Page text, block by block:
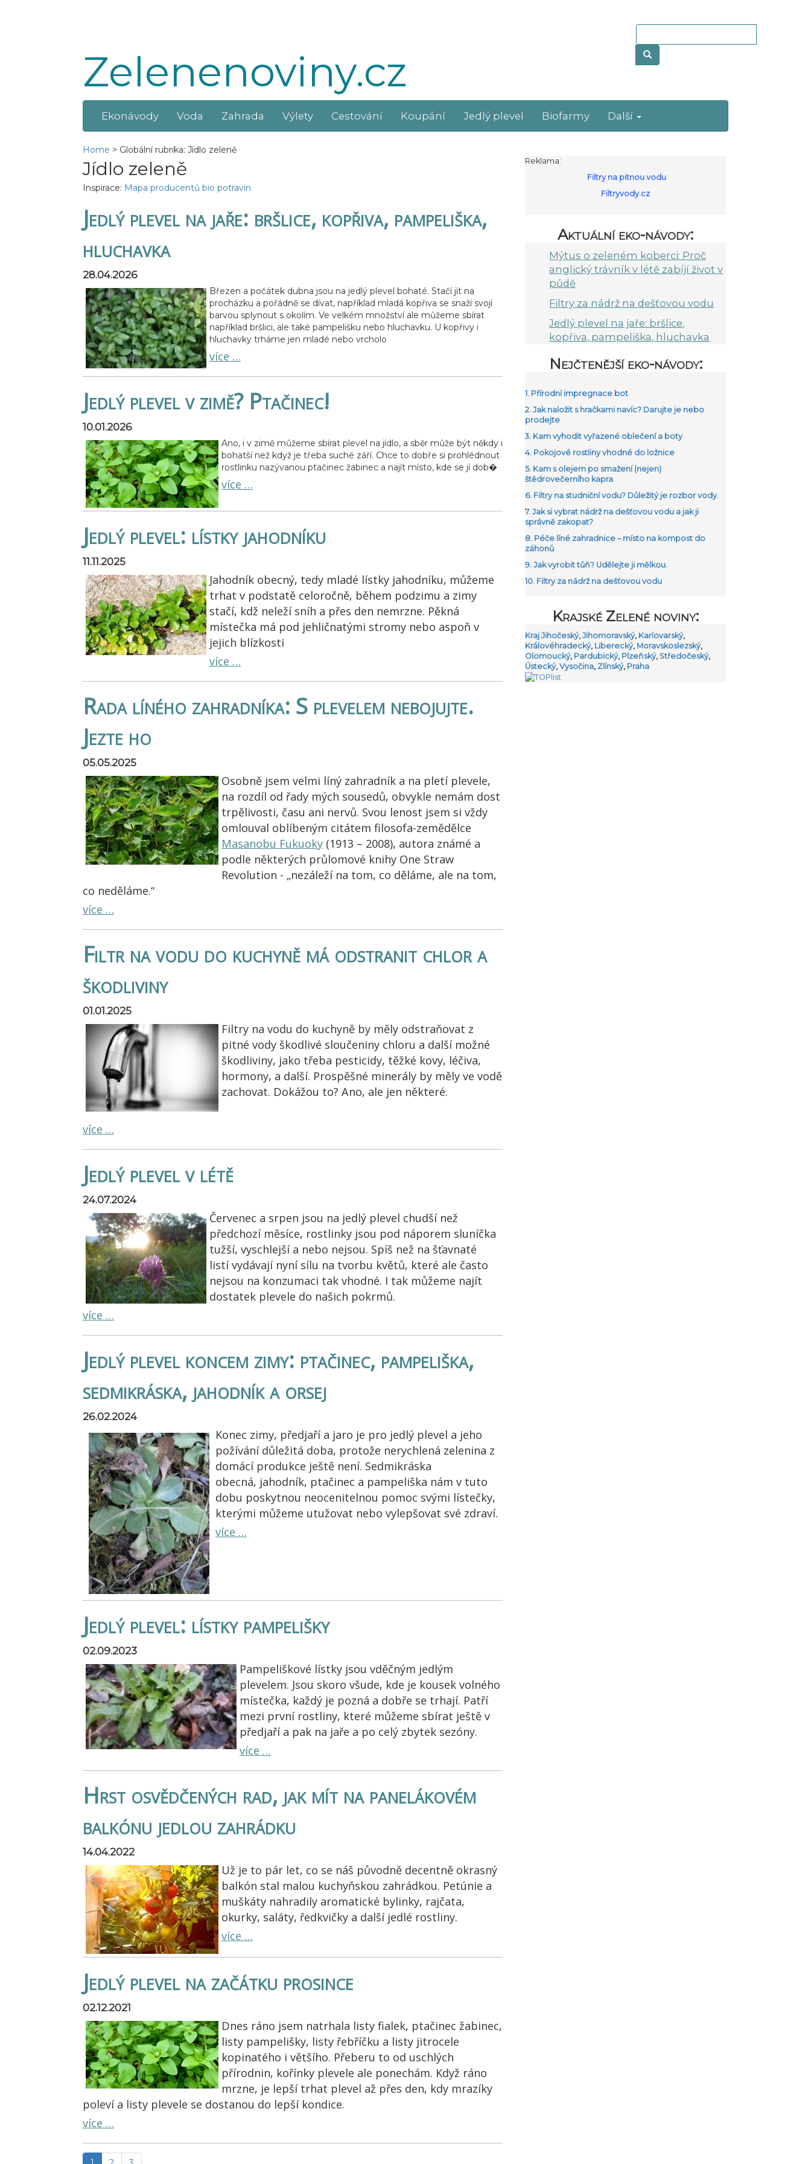
Zelenenoviny.cz
Ekonávody Voda Zahrada Výlety Cestování Koupání Jedlý plevel Biofarmy Další
Home > Globální rubrika: Jídlo zeleně
Jídlo zeleně
Inspirace: Mapa producentů bio potravin
Jedlý plevel na jaře: bršlice, kopřiva, pampeliška,
hluchavka
28.04.2026
Březen a počátek dubna jsou na jedlý plevel bohaté. Stačí jít na
procházku a pořádně se dívat, například mladá kopřiva se snaží svojí
barvou splynout s okolím. Ve velkém množství ale můžeme sbírat
například bršlici, ale také pampelišku nebo hluchavku. U kopřivy i
hluchavky trháme jen mladé nebo vrcholo
více …
Jedlý plevel v zimě? Ptačinec!
10.01.2026
Ano, i v zimě můžeme sbírat plevel na jídlo, a sběr může být někdy i
bohatší než když je třeba suché září. Chce to dobře si prohlédnout
rostlinku nazývanou ptačinec žabinec a najít místo, kde se jí dob�
více …
Jedlý plevel: lístky jahodníku
11.11.2025
Jahodník obecný, tedy mladé lístky jahodníku, můžeme
trhat v podstatě celoročně, během podzimu a zimy
stačí, kdž neleží sníh a přes den nemrzne. Pěkná
místečka má pod jehličnatými stromy nebo aspoň v
jejich blízkosti
více …
Rada líného zahradníka: S plevelem nebojujte.
Jezte ho
05.05.2025
Osobně jsem velmi líný zahradník a na pletí plevele,
na rozdíl od řady mých sousedů, obvykle nemám dost
trpělivosti, času ani nervů. Svou lenost jsem si vždy
omlouval oblíbeným citátem filosofa-zemědělce
Masanobu Fukuoky (1913 – 2008), autora známé a
podle některých průlomové knihy One Straw
Revolution - „nezáleží na tom, co děláme, ale na tom,
co neděláme.“
více …
Filtr na vodu do kuchyně má odstranit chlor a
škodliviny
01.01.2025
Filtry na vodu do kuchyně by měly odstraňovat z
pitné vody škodlivé sloučeniny chloru a další možné
škodliviny, jako třeba pesticidy, těžké kovy, léčiva,
hormony, a další. Prospěšné minerály by měly ve vodě
zachovat. Dokážou to? Ano, ale jen některé.
více …
Jedlý plevel v létě
24.07.2024
Červenec a srpen jsou na jedlý plevel chudší než
předchozí měsíce, rostlinky jsou pod náporem sluníčka
tužší, vyschlejší a nebo nejsou. Spíš než na šťavnaté
listí vydávají nyní sílu na tvorbu květů, které ale často
nejsou na konzumaci tak vhodné. I tak můžeme najít
dostatek plevele do našich pokrmů.
více …
Jedlý plevel koncem zimy: ptačinec, pampeliška,
sedmikráska, jahodník a orsej
26.02.2024
Konec zimy, předjaří a jaro je pro jedlý plevel a jeho
požívání důležitá doba, protože nerychlená zelenina z
domácí produkce ještě není. Sedmikráska
obecná, jahodník, ptačinec a pampeliška nám v tuto
dobu poskytnou neocenitelnou pomoc svými lístečky,
kterými můžeme utužovat nebo vylepšovat své zdraví.
více …
Jedlý plevel: lístky pampelišky
02.09.2023
Pampeliškové lístky jsou vděčným jedlým
plevelem. Jsou skoro všude, kde je kousek volného
místečka, každý je pozná a dobře se trhají. Patří
mezi první rostliny, které můžeme sbírat ještě v
předjaří a pak na jaře a po celý zbytek sezóny.
více …
Hrst osvědčených rad, jak mít na panelákovém
balkónu jedlou zahrádku
14.04.2022
Už je to pár let, co se náš původně decentně okrasný
balkón stal malou kuchyňskou zahrádkou. Petúnie a
muškáty nahradily aromatické bylinky, rajčata,
okurky, saláty, ředkvičky a další jedlé rostliny.
více …
Jedlý plevel na začátku prosince
02.12.2021
Dnes ráno jsem natrhala listy fialek, ptačinec žabinec,
listy pampelišky, listy řebříčku a listy jitrocele
kopinatého i většího. Přeberu to od uschlých
přírodnin, kořínky plevele ale ponechám. Když ráno
mrzne, je lepší trhat plevel až přes den, kdy mrazíky
poleví a listy plevele se dostanou do lepší kondice.
více …
Reklama:
Filtry na pitnou vodu
Filtryvody.cz
Aktuální eko-návody:
Mýtus o zeleném koberci: Proč
anglický trávník v létě zabíjí život v
půdě
Filtry za nádrž na dešťovou vodu
Jedlý plevel na jaře: bršlice,
kopřiva, pampeliška, hluchavka
Nejčtenější eko-návody:
1. Přírodní impregnace bot
2. Jak naložit s hračkami navíc? Darujte je nebo
prodejte
3. Kam vyhodit vyřazené oblečení a boty
4. Pokojové rostliny vhodné do ložnice
5. Kam s olejem po smažení (nejen)
štědrovečerního kapra
6. Filtry na studniční vodu? Důležitý je rozbor vody.
7. Jak si vybrat nádrž na dešťovou vodu a jak ji
správně zakopat?
8. Péče líné zahradnice – místo na kompost do
záhonů
9. Jak vyrobit tůň? Udělejte ji mělkou.
10. Filtry za nádrž na dešťovou vodu
Krajské Zelené noviny:
Kraj Jihočeský,Jihomoravský, Karlovarský,
Královéhradecký, Liberecký, Moravskoslezský,
Olomoucký, Pardubický, Plzeňský, Středočeský,
Ústecký,Vysočina, Zlínský, Praha